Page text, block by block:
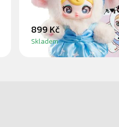
899 Kč
Skladem